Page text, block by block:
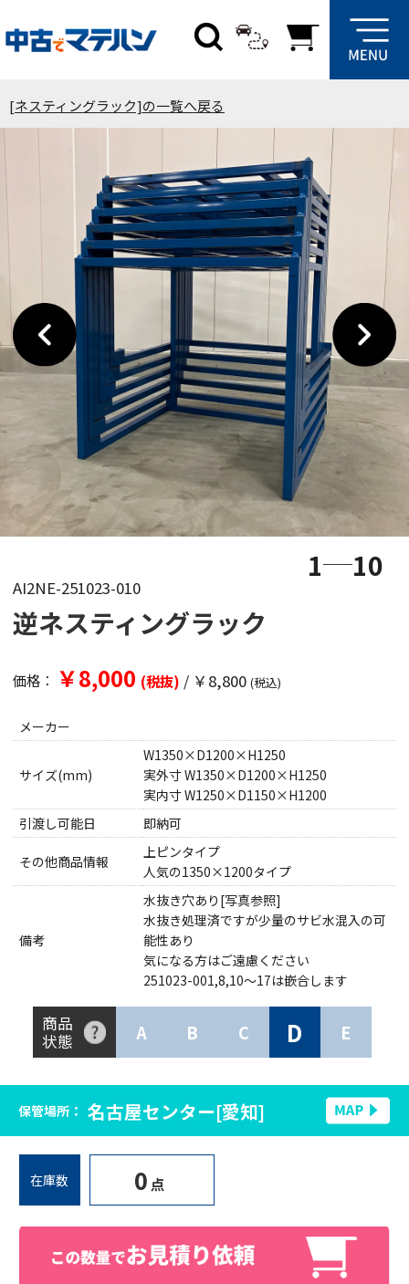
[ネスティングラック]の一覧へ戻る
1 10
AI2NE-251023-010
逆ネスティングラック
価格： ￥8,000 (税抜) / ￥8,800 (税込)
メーカー
サイズ(mm)
W1350×D1200×H1250
実外寸 W1350×D1200×H1250
実内寸 W1250×D1150×H1200
引渡し可能日
即納可
その他商品情報
上ピンタイプ
人気の1350×1200タイプ
備考
水抜き穴あり[写真参照]
水抜き処理済ですが少量のサビ水混入の可
能性あり
気になる方はご遠慮ください
251023-001,8,10～17は嵌合します
商品
状態
A B C D E
保管場所： 名古屋センター[愛知]
在庫数 0 点